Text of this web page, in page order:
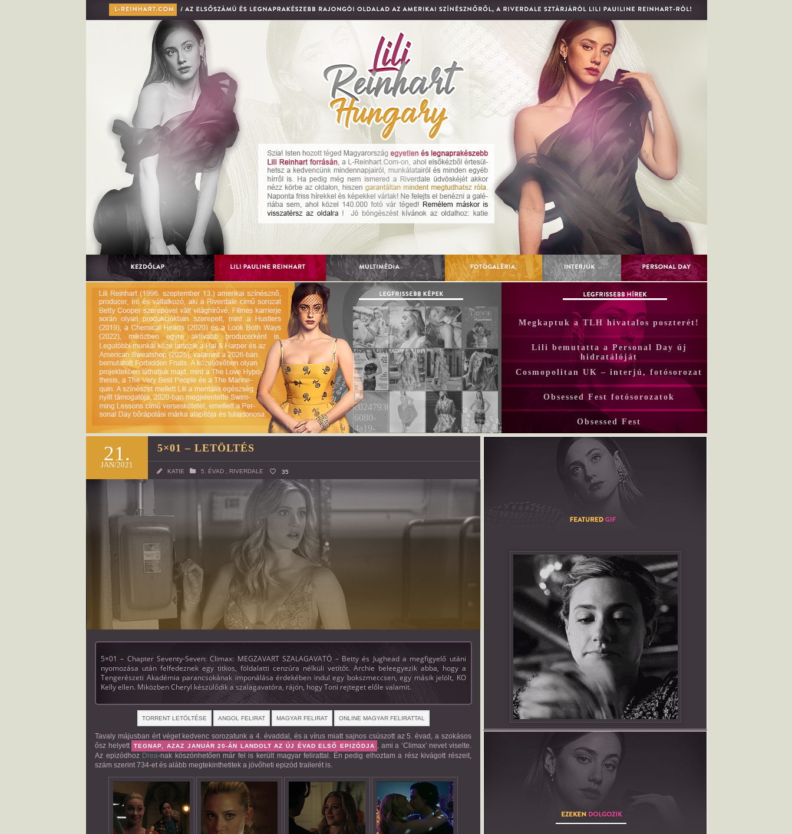
Megkaptuk a TLH hivatalos poszterét!
Lili bemutatta a Personal Day új
hidratálóját
Cosmopolitan UK – interjú, fotósorozat
Obsessed Fest fotósorozatok
Obsessed Fest
21.
JAN/2021
5×01 – LETÖLTÉS
KATIE 5. ÉVAD RIVERDALE 35
5×01 – Chapter Seventy-Seven: Climax: MEGZAVART SZALAGAVATÓ – Betty és Jughead a megfigyelő utáni
nyomozása után felfedeznek egy titkos, földalatti cenzúra nélküli vetítőt. Archie beleegyezik abba, hogy a
Tengerészeti Akadémia parancsokának imponálása érdekében indul egy bokszmeccsen, egy másik jelölt, KO
Kelly ellen. Miközben Cheryl készülődik a szalagavatóra, rájön, hogy Toni rejteget előle valamit.
TORRENT LETÖLTÉSE ANGOL FELIRAT MAGYAR FELIRAT ONLINE MAGYAR FELIRATTAL
Tavaly májusban ért véget kedvenc sorozatunk a 4. évaddal, és a vírus miatt sajnos csúszott az 5. évad, a szokásos
ősz helyett TEGNAP, AZAZ JANUÁR 20-ÁN LANDOLT AZ ÚJ ÉVAD ELSŐ EPIZÓDJA , ami a ‘Climax’ nevet viselte.
Az epizódhoz Drea-nak köszönhetően már fel is került magyar felirattal. Én pedig elhoztam a rész kivágott részeit,
szám szerint 734-et és alább megtekinthetitek a jövőheti epizód trailerét is.